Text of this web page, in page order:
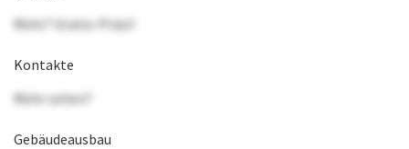
Mehr? Gratis-Präsi!
Kontakte
Mehr sehen?
Gebäudeausbau